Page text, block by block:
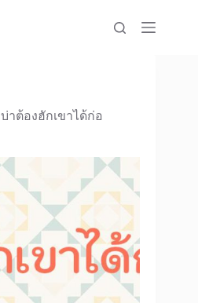
บ่าต้องฮักเขาได้ก่อ